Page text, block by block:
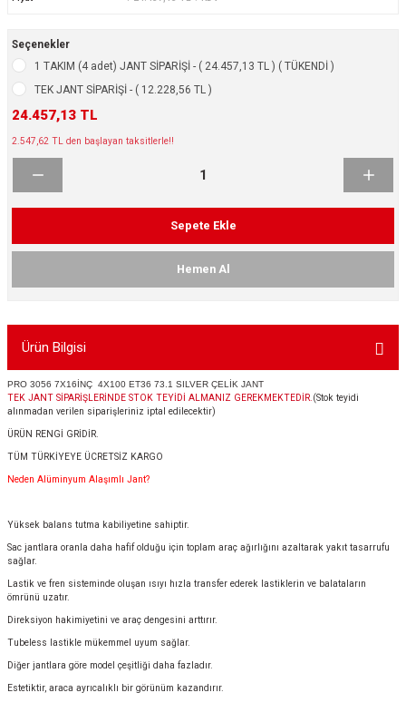
Lastikleri
/ KROM SERİ
Seçenekler
1 TAKIM (4 adet) JANT SİPARİŞİ - ( 24.457,13 TL ) ( TÜKENDİ )
TEK JANT SİPARİŞİ - ( 12.228,56 TL )
24.457,13 TL
2.547,62 TL den başlayan taksitlerle!!
Sepete Ekle
Hemen Al
Ürün Bilgisi
PRO 3056 7X16İNÇ 4X100 ET36 73.1 SILVER ÇELİK JANT
TEK JANT SİPARİŞLERİNDE STOK TEYİDİ ALMANIZ GEREKMEKTEDİR. (Stok teyidi
alınmadan verilen siparişleriniz iptal edilecektir)
ÜRÜN RENGİ GRİDİR.
TÜM TÜRKİYEYE ÜCRETSİZ KARGO
Neden Alüminyum Alaşımlı Jant?
Yüksek balans tutma kabiliyetine sahiptir.
Sac jantlara oranla daha hafif olduğu için toplam araç ağırlığını azaltarak yakıt tasarrufu
sağlar.
Lastik ve fren sisteminde oluşan ısıyı hızla transfer ederek lastiklerin ve balataların
ömrünü uzatır.
Direksiyon hakimiyetini ve araç dengesini arttırır.
Tubeless lastikle mükemmel uyum sağlar.
Diğer jantlara göre model çeşitliği daha fazladır.
Estetiktir, araca ayrıcalıklı bir görünüm kazandırır.